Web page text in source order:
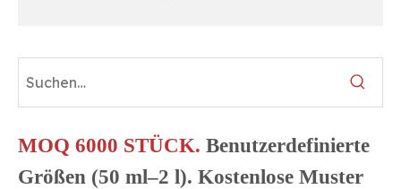
MOQ 6000 STÜCK. Benutzerdefinierte
Größen (50 ml–2 l). Kostenlose Muster